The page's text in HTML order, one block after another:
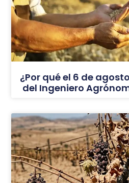
¿Por qué el 6 de
del Ingeniero